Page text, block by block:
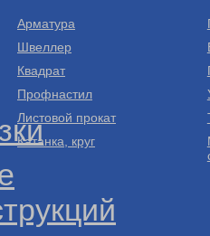
Арматура
Швеллер
Квадрат
Профнастил
Листовой прокат
Катанка, круг